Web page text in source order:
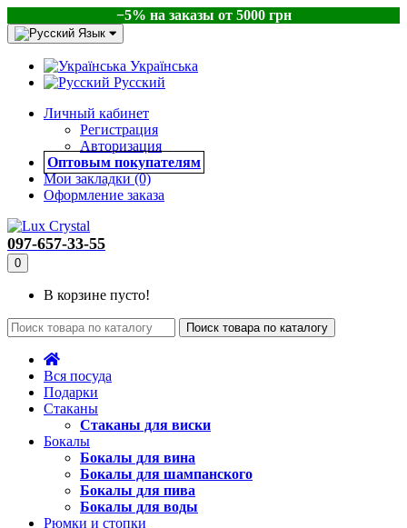
−5% на заказы от 5000 грн
Язык
Українська
Русский
Личный кабинет
Регистрация
Авторизация
Оптовым покупателям
Мои закладки (0)
Оформление заказа
097-657-33-55
0
В корзине пусто!
Поиск товара по каталогу
Вся посуда
Подарки
Стаканы
Стаканы для виски
Бокалы
Бокалы для вина
Бокалы для шампанского
Бокалы для пива
Бокалы для воды
Рюмки и стопки